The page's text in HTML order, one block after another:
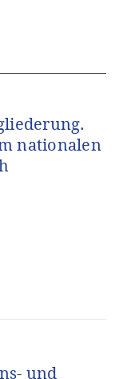
nationalen
und